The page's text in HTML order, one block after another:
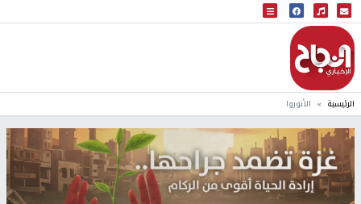
البث المباشر
إذاعة النجاح
الرئيسية الأنوروا